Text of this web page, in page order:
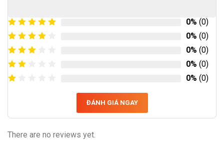
0% (0)
0% (0)
0% (0)
0% (0)
0% (0)
ĐÁNH GIÁ NGAY
There are no reviews yet.